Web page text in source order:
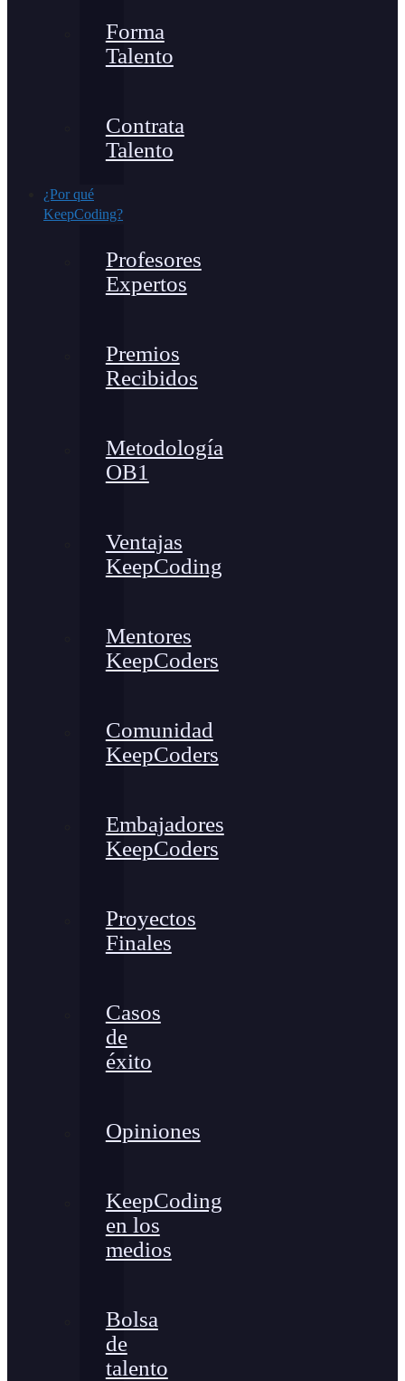
Forma
Talento
Contrata
Talento
¿Por qué
KeepCoding?
Profesores
Expertos
Premios
Recibidos
Metodología
OB1
Ventajas
KeepCoding
Mentores
KeepCoders
Comunidad
KeepCoders
Embajadores
KeepCoders
Proyectos
Finales
Casos
de
éxito
Opiniones
KeepCoding
en los
medios
Bolsa
de
talento